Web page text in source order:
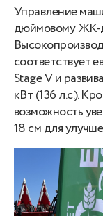
Управление
дюймовому ЖК-
соответствует
Stage V и
кВт (136 л.с.).
возможность
18 см для